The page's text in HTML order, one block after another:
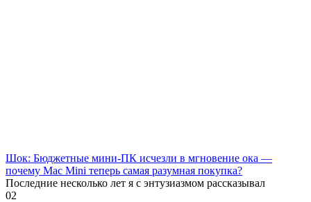
Шок: Бюджетные мини-ПК исчезли в мгновение ока —
почему Mac Mini теперь самая разумная покупка?
Последние несколько лет я с энтузиазмом рассказывал
02